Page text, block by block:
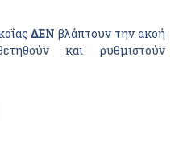
ΔΕΝ βλάπτουν την ακοή
και ρυθμιστούν